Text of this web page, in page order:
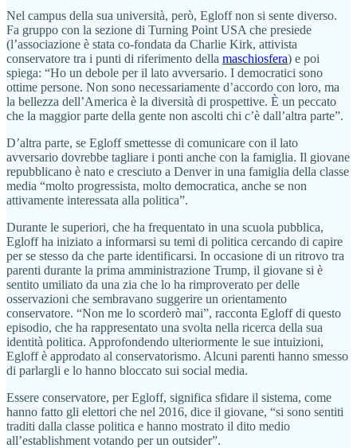
Nel campus della sua università, però, Egloff non si sente diverso.
Fa gruppo con la sezione di Turning Point USA che presiede
(l’associazione è stata co-fondata da Charlie Kirk, attivista
conservatore tra i punti di riferimento della maschiosfera) e poi
spiega: “Ho un debole per il lato avversario. I democratici sono
ottime persone. Non sono necessariamente d’accordo con loro, ma
la bellezza dell’America è la diversità di prospettive. È un peccato
che la maggior parte della gente non ascolti chi c’è dall’altra parte”.
D’altra parte, se Egloff smettesse di comunicare con il lato
avversario dovrebbe tagliare i ponti anche con la famiglia. Il giovane
repubblicano è nato e cresciuto a Denver in una famiglia della classe
media “molto progressista, molto democratica, anche se non
attivamente interessata alla politica”.
Durante le superiori, che ha frequentato in una scuola pubblica,
Egloff ha iniziato a informarsi su temi di politica cercando di capire
per se stesso da che parte identificarsi. In occasione di un ritrovo tra
parenti durante la prima amministrazione Trump, il giovane si è
sentito umiliato da una zia che lo ha rimproverato per delle
osservazioni che sembravano suggerire un orientamento
conservatore. “Non me lo scorderò mai”, racconta Egloff di questo
episodio, che ha rappresentato una svolta nella ricerca della sua
identità politica. Approfondendo ulteriormente le sue intuizioni,
Egloff è approdato al conservatorismo. Alcuni parenti hanno smesso
di parlargli e lo hanno bloccato sui social media.
Essere conservatore, per Egloff, significa sfidare il sistema, come
hanno fatto gli elettori che nel 2016, dice il giovane, “si sono sentiti
traditi dalla classe politica e hanno mostrato il dito medio
all’establishment votando per un outsider”.